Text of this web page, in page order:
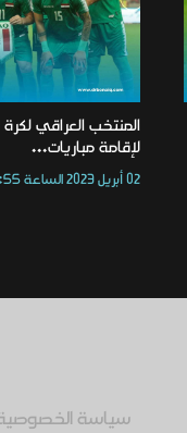
المنتخب العراقي
لإقامة مباريات...
02 أبريل 2023 الساعة 10:55 صباحًا
سياسة